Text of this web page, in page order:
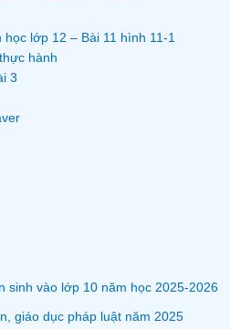
học lớp 12 – Bài 11 hình 11-1
hành
3
sinh vào lớp 10 năm học 2025-2026
giáo dục pháp luật năm 2025